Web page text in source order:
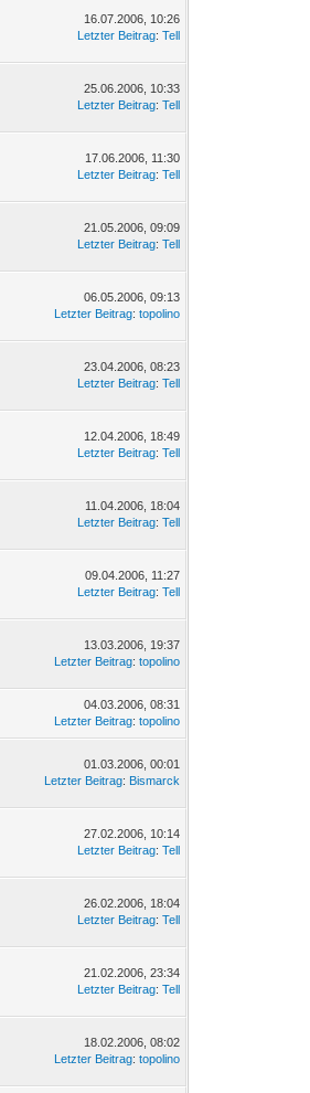
16.07.2006, 10:26
Letzter Beitrag:Tell
25.06.2006, 10:33
Letzter Beitrag:Tell
17.06.2006, 11:30
Letzter Beitrag:Tell
21.05.2006, 09:09
Letzter Beitrag:Tell
06.05.2006, 09:13
Letzter Beitrag:topolino
23.04.2006, 08:23
Letzter Beitrag:Tell
12.04.2006, 18:49
Letzter Beitrag:Tell
11.04.2006, 18:04
Letzter Beitrag:Tell
09.04.2006, 11:27
Letzter Beitrag:Tell
13.03.2006, 19:37
Letzter Beitrag:topolino
04.03.2006, 08:31
Letzter Beitrag:topolino
01.03.2006, 00:01
Letzter Beitrag: Bismarck
27.02.2006, 10:14
Letzter Beitrag:Tell
26.02.2006, 18:04
Letzter Beitrag:Tell
21.02.2006, 23:34
Letzter Beitrag:Tell
18.02.2006, 08:02
Letzter Beitrag:topolino